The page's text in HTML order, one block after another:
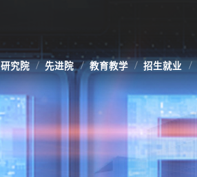
研究院 先进院 教育教学 招生就业